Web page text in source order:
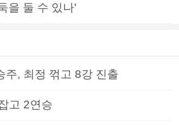
을 둘 수 있나'
주, 최정 꺾고 8강 진출
고 2연승